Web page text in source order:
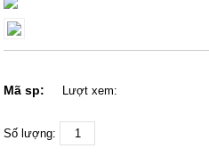
Mã sp: Lượt xem:
Số lượng: